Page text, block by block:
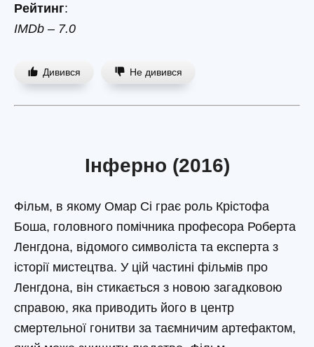
Рейтинг:
IMDb – 7.0
Дивився Не дивився
Інферно (2016)
Фільм, в якому Омар Сі грає роль Крістофа
Боша, головного помічника професора Роберта
Ленгдона, відомого символіста та експерта з
історії мистецтва. У цій частині фільмів про
Ленгдона, він стикається з новою загадковою
справою, яка приводить його в центр
смертельної гонитви за таємничим артефактом,